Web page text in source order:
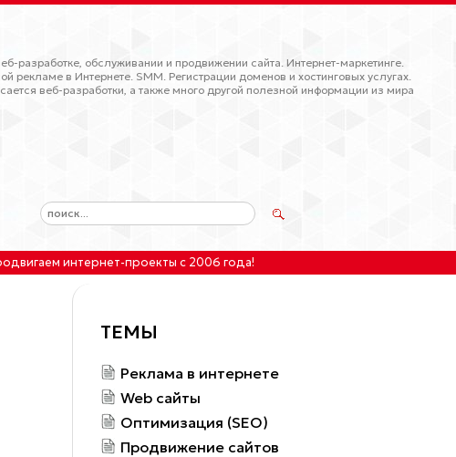
разработке, обслуживании и продвижении сайта. Интернет-маркетинге.
рекламе в Интернете. SMM. Регистрации доменов и хостинговых услугах.
веб-разработки, а также много другой полезной информации из мира
интернет-проекты с 2006 года!
ТЕМЫ
Реклама в интернете
Web сайты
Оптимизация (SEO)
Продвижение сайтов